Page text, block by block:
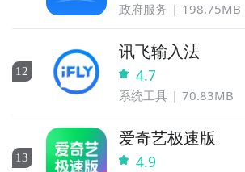
政府服务 198.75MB
12
讯飞输入法
4.7
系统工具 70.83MB
13
爱奇艺极速版
4.9